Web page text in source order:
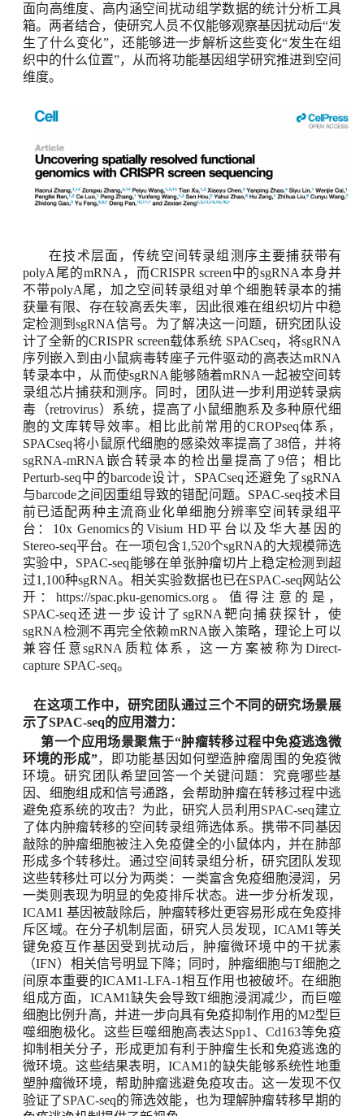
面向高维度、高内涵空间扰动组学数据的统计分析工具
箱。两者结合，使研究人员不仅能够观察基因扰动后“发
生了什么变化”，还能够进一步解析这些变化“发生在组
织中的什么位置”，从而将功能基因组学研究推进到空间
维度。
在技术层面，传统空间转录组测序主要捕获带有
polyA 尾的mRNA ，而CRISPR screen中的sgRNA本身并
不带polyA尾，加之空间转录组对单个细胞转录本的捕
获量有限、存在较高丢失率，因此很难在组织切片中稳
定检测到sgRNA信号。为了解决这一问题，研究团队设
计了全新的CRISPR screen载体系统 SPACseq，将sgRNA
序列嵌入到由小鼠病毒转座子元件驱动的高表达mRNA
转录本中，从而使sgRNA 能够随着mRNA一起被空间转
录组芯片捕获和测序。同时，团队进一步利用逆转录病
毒（retrovirus）系统，提高了小鼠细胞系及多种原代细
胞的文库转导效率。相比此前常用的CROPseq体系，
SPACseq将小鼠原代细胞的感染效率提高了38倍，并将
sgRNA-mRNA 嵌合转录本的检出量提高了 9倍；相比
Perturb-seq中的barcode设计， SPACseq还避免了sgRNA
与barcode之间因重组导致的错配问题。 SPAC-seq技术目
前已适配两种主流商业化单细胞分辨率空间转录组平
台： 10x Genomics的 Visium HD平台以及 华大基因 的
Stereo-seq平台。在一项包含1,520个sgRNA的大规模筛选
实验中， SPAC-seq能够在单张肿瘤切片上稳定检测到超
过1,100种sgRNA。相关实验数据也已在SPAC-seq 网站公
开： https://spac.pku-genomics.org。 值得注意的是，
SPAC-seq还进一步设计了 sgRNA 靶向捕获探针，使
sgRNA检测不再完全依赖mRNA嵌入策略，理论上可以
兼容任意sgRNA 质粒体系，这一方案被称为 Direct-
capture SPAC-seq。
在这项工作中，研究团队通过三个不同的研究场景展
示了SPAC-seq的应用潜力：
第一个应用场景聚焦于“肿瘤转移过程中免疫逃逸微
环境的形成”，即功能基因如何塑造肿瘤周围的免疫微
环境。研究团队希望回答一个关键问题：究竟哪些基
因、细胞组成和信号通路，会帮助肿瘤在转移过程中逃
避免疫系统的攻击？ 为此，研究人员利用 SPAC-seq建立
了体内肿瘤转移的空间转录组筛选体系。携带不同基因
敲除的肿瘤细胞被注入免疫健全的小鼠体内，并在肺部
形成多个转移灶。通过空间转录组分析，研究团队发现
这些转移灶可以分为两类：一类富含免疫细胞浸润，另
一类则表现为明显的免疫排斥状态。进一步分析发现，
ICAM1基因被敲除后，肿瘤转移灶更容易形成在免疫排
斥区域。在分子机制层面，研究人员发现，ICAM1 等关
键免疫互作基因受到扰动后，肿瘤微环境中的干扰素
（IFN）相关信号明显下降；同时，肿瘤细胞与T细胞之
间原本重要的ICAM1-LFA-1相互作用也被破坏。在细胞
组成方面， ICAM1缺失会导致T细胞浸润减少，而巨噬
细胞比例升高，并进一步向具有免疫抑制作用的M2型巨
噬细胞极化。这些巨噬细胞高表达Spp1 、Cd163等免疫
抑制相关分子，形成更加有利于肿瘤生长和免疫逃逸的
微环境。这些结果表明，ICAM1 的缺失能够系统性地重
塑肿瘤微环境，帮助肿瘤逃避免疫攻击。这一发现不仅
验证了SPAC-seq的筛选效能，也为理解肿瘤转移早期的